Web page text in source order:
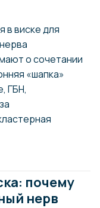
в виске для
о сочетании
«шапка»
ГБН,
почему
нерв